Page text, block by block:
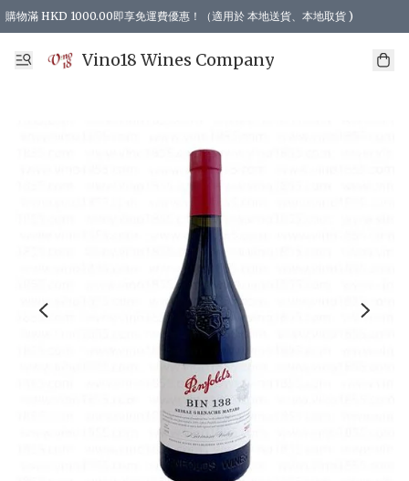
購物滿 HKD 1000.00即享免運費優惠！（適用於 本地送貨、本地取貨 )
Vino18 Wines Company